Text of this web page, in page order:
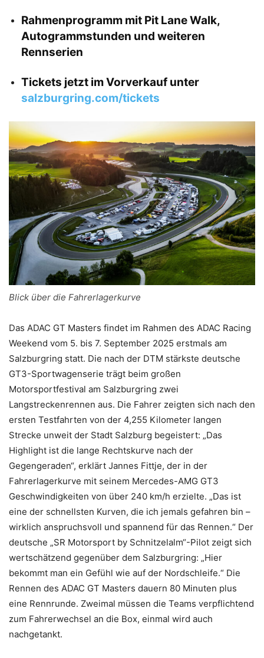
Rahmenprogramm mit Pit Lane Walk,
Autogrammstunden und weiteren
Rennserien
Tickets jetzt im Vorverkauf unter
salzburgring.com/tickets
Blick über die Fahrerlagerkurve
Das ADAC GT Masters findet im Rahmen des ADAC Racing
Weekend vom 5. bis 7. September 2025 erstmals am
Salzburgring statt. Die nach der DTM stärkste deutsche
GT3-Sportwagenserie trägt beim großen
Motorsportfestival am Salzburgring zwei
Langstreckenrennen aus. Die Fahrer zeigten sich nach den
ersten Testfahrten von der 4,255 Kilometer langen
Strecke unweit der Stadt Salzburg begeistert: „Das
Highlight ist die lange Rechtskurve nach der
Gegengeraden“, erklärt Jannes Fittje, der in der
Fahrerlagerkurve mit seinem Mercedes-AMG GT3
Geschwindigkeiten von über 240 km/h erzielte. „Das ist
eine der schnellsten Kurven, die ich jemals gefahren bin –
wirklich anspruchsvoll und spannend für das Rennen.“ Der
deutsche „SR Motorsport by Schnitzelalm“-Pilot zeigt sich
wertschätzend gegenüber dem Salzburgring: „Hier
bekommt man ein Gefühl wie auf der Nordschleife.“ Die
Rennen des ADAC GT Masters dauern 80 Minuten plus
eine Rennrunde. Zweimal müssen die Teams verpflichtend
zum Fahrerwechsel an die Box, einmal wird auch
nachgetankt.